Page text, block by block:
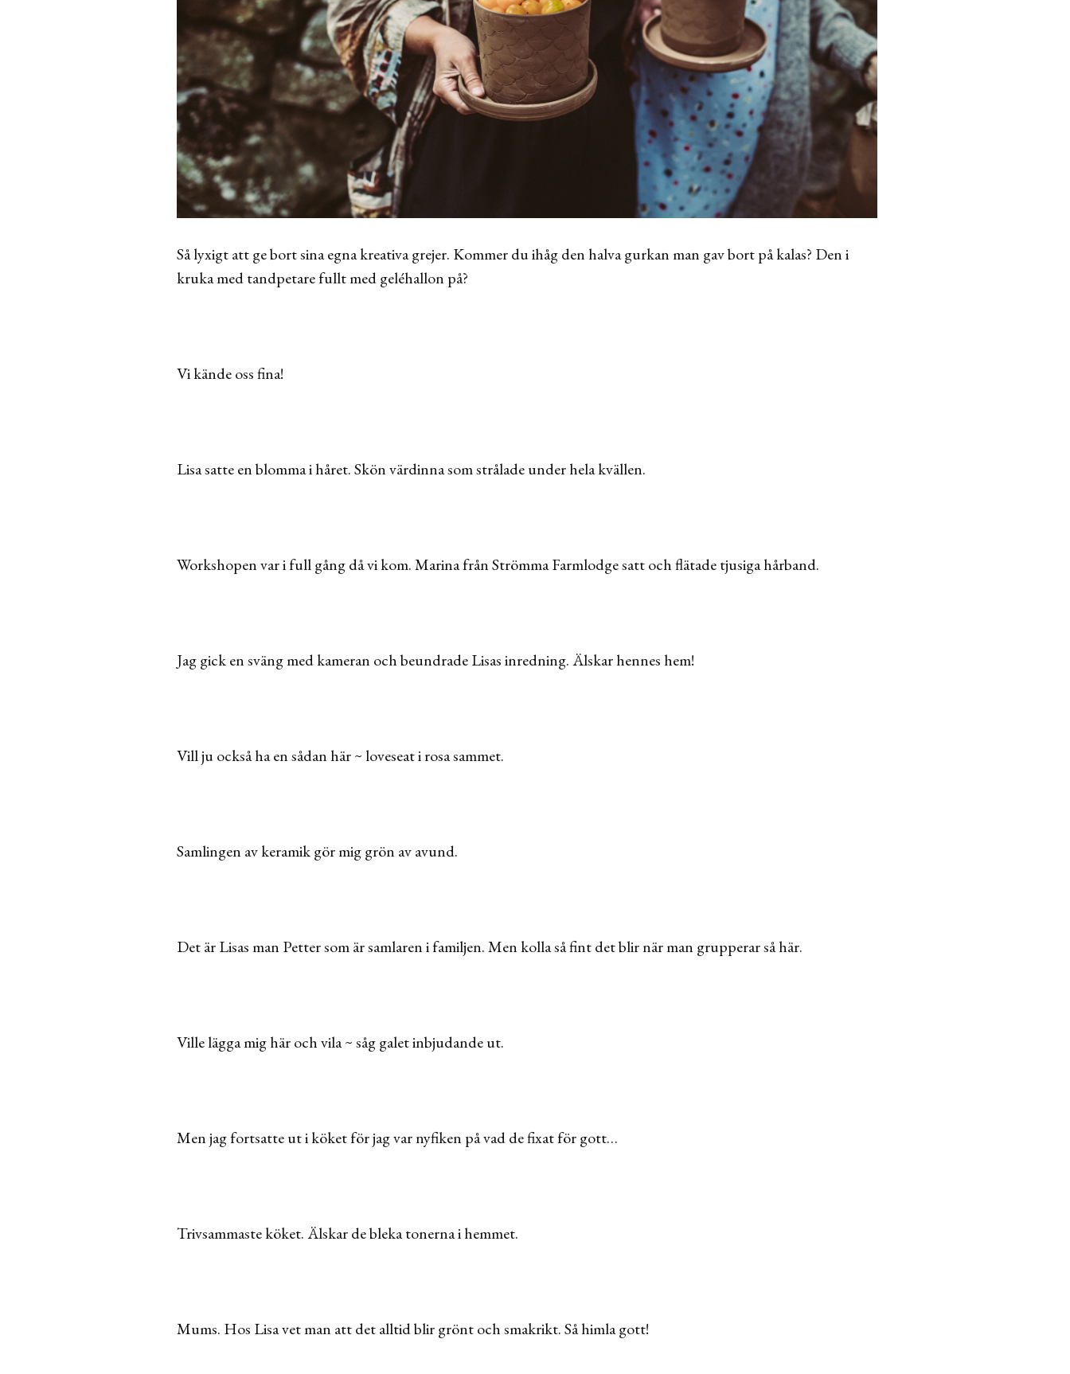
Så lyxigt att ge bort sina egna kreativa grejer. Kommer du ihåg den halva gurkan man gav bort på kalas? Den i
kruka med tandpetare fullt med geléhallon på?
Vi kände oss fina!
Lisa satte en blomma i håret. Skön värdinna som strålade under hela kvällen.
Workshopen var i full gång då vi kom. Marina från Strömma Farmlodge satt och flätade tjusiga hårband.
Jag gick en sväng med kameran och beundrade Lisas inredning. Älskar hennes hem!
Vill ju också ha en sådan här ~ loveseat i rosa sammet.
Samlingen av keramik gör mig grön av avund.
Det är Lisas man Petter som är samlaren i familjen. Men kolla så fint det blir när man grupperar så här.
Ville lägga mig här och vila ~ såg galet inbjudande ut.
Men jag fortsatte ut i köket för jag var nyfiken på vad de fixat för gott…
Trivsammaste köket. Älskar de bleka tonerna i hemmet.
Mums. Hos Lisa vet man att det alltid blir grönt och smakrikt. Så himla gott!